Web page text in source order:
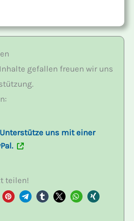
gefallen freuen wir uns
uns mit einer
teilen!